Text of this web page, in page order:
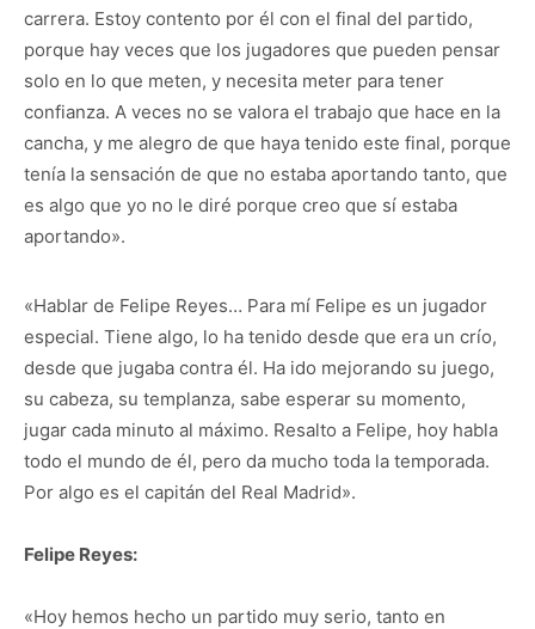
carrera. Estoy contento por él con el final del partido,
porque hay veces que los jugadores que pueden pensar
solo en lo que meten, y necesita meter para tener
confianza. A veces no se valora el trabajo que hace en la
cancha, y me alegro de que haya tenido este final, porque
tenía la sensación de que no estaba aportando tanto, que
es algo que yo no le diré porque creo que sí estaba
aportando».
«Hablar de Felipe Reyes… Para mí Felipe es un jugador
especial. Tiene algo, lo ha tenido desde que era un crío,
desde que jugaba contra él. Ha ido mejorando su juego,
su cabeza, su templanza, sabe esperar su momento,
jugar cada minuto al máximo. Resalto a Felipe, hoy habla
todo el mundo de él, pero da mucho toda la temporada.
Por algo es el capitán del Real Madrid».
Felipe Reyes:
«Hoy hemos hecho un partido muy serio, tanto en